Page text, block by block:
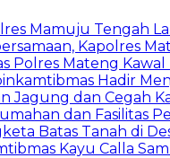
Mamuju Tengah
Kapolres
Polres Mateng
Hadir
Jagung dan Cegah
dan Fasilitas
Batas Tanah di
Kayu Calla